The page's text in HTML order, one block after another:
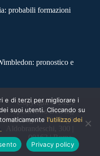
probabili formazioni
pronostico e
Copyright © 2025
SportNews BetFlag
Sede Legale: Via degli
Aldobrandeschi, 300 |
00163 | Roma
e di terzi per migliorare i
suoi utenti. Cliccando su
l'utilizzo dei
Privacy policy